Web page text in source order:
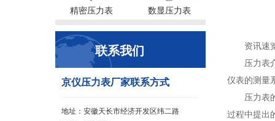
精密压力表 数显压力表
联系我们
京仪压力表厂家联系方式
地址：安徽天长市经济开发区纬二路
资讯速
压力表
仪表的测量
压力表
过程中提出